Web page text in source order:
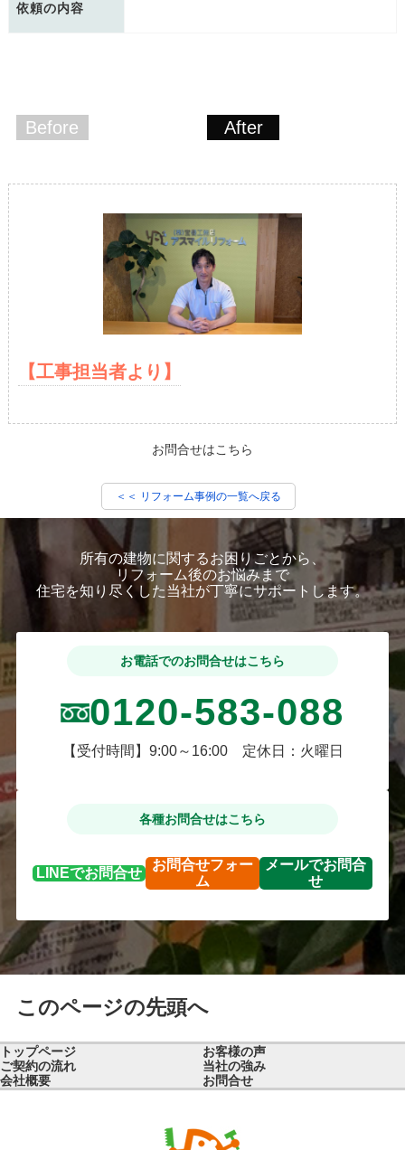
依頼の内容
Before After
【工事担当者より】
お問合せはこちら
＜＜ リフォーム事例の一覧へ戻る
所有の建物に関するお困りごとから、
リフォーム後のお悩みまで
住宅を知り尽くした当社が丁寧にサポートします。
お電話でのお問合せはこちら
0120-583-088
【受付時間】9:00～16:00 定休日：火曜日
各種お問合せはこちら
LINEでお問合せ
お問合せフォー
ム
メールでお問合
せ
このページの先頭へ
トップページ
お客様の声
ご契約の流れ
当社の強み
会社概要
お問合せ